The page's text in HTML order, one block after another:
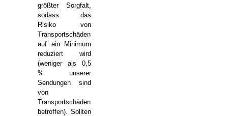
größter Sorgfalt,
sodass das
Risiko von
Transportschäden
auf ein Minimum
reduziert wird
(weniger als 0,5
% unserer
Sendungen sind
von
Transportschäden
betroffen). Sollten